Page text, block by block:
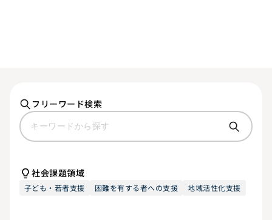
フリーワード検索
社会課題領域
子ども・若者支援 困難を有する者への支援 地域活性化支援